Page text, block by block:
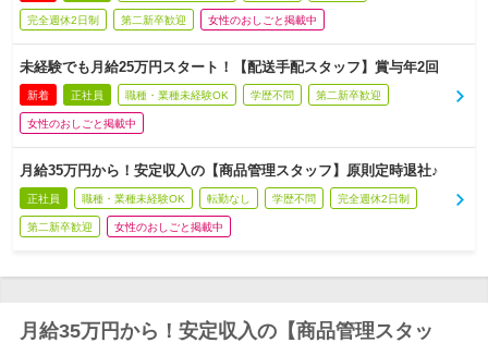
完全週休2日制 第二新卒歓迎 女性のおしごと掲載中
未経験でも月給25万円スタート！【配送手配スタッフ】賞与年2回
新着 正社員 職種・業種未経験OK 学歴不問 第二新卒歓迎
女性のおしごと掲載中
月給35万円から！安定収入の【商品管理スタッフ】原則定時退社♪
正社員 職種・業種未経験OK 転勤なし 学歴不問 完全週休2日制
第二新卒歓迎 女性のおしごと掲載中
月給35万円から！安定収入の【商品管理スタッ